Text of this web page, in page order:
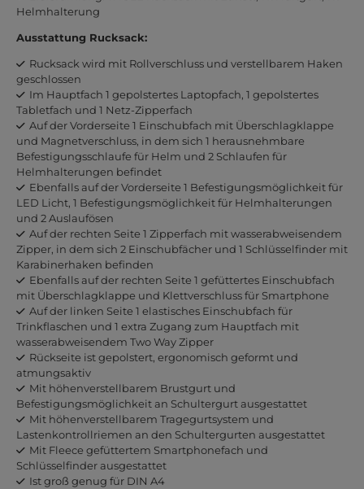
Helmhalterung
Ausstattung Rucksack:
Rucksack wird mit Rollverschluss und verstellbarem Haken
geschlossen
Im Hauptfach 1 gepolstertes Laptopfach, 1 gepolstertes
Tabletfach und 1 Netz-Zipperfach
Auf der Vorderseite 1 Einschubfach mit Überschlagklappe
und Magnetverschluss, in dem sich 1 herausnehmbare
Befestigungsschlaufe für Helm und 2 Schlaufen für
Helmhalterungen befindet
Ebenfalls auf der Vorderseite 1 Befestigungsmöglichkeit für
LED Licht, 1 Befestigungsmöglichkeit für Helmhalterungen
und 2 Auslaufösen
Auf der rechten Seite 1 Zipperfach mit wasserabweisendem
Zipper, in dem sich 2 Einschubfächer und 1 Schlüsselfinder mit
Karabinerhaken befinden
Ebenfalls auf der rechten Seite 1 gefüttertes Einschubfach
mit Überschlagklappe und Klettverschluss für Smartphone
Auf der linken Seite 1 elastisches Einschubfach für
Trinkflaschen und 1 extra Zugang zum Hauptfach mit
wasserabweisendem Two Way Zipper
Rückseite ist gepolstert, ergonomisch geformt und
atmungsaktiv
Mit höhenverstellbarem Brustgurt und
Befestigungsmöglichkeit an Schultergurt ausgestattet
Mit höhenverstellbarem Tragegurtsystem und
Lastenkontrollriemen an den Schultergurten ausgestattet
Mit Fleece gefüttertem Smartphonefach und
Schlüsselfinder ausgestattet
Ist groß genug für DIN A4